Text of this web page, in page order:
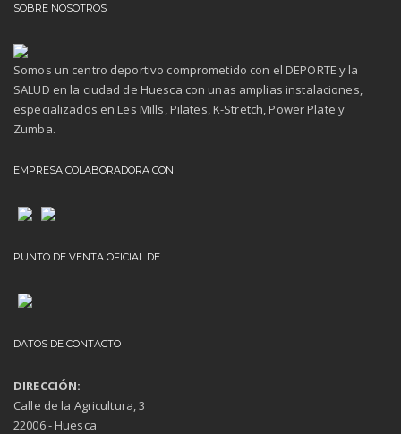
SOBRE NOSOTROS
Somos un centro deportivo comprometido con el DEPORTE y la
SALUD en la ciudad de Huesca con unas amplias instalaciones,
especializados en Les Mills, Pilates, K-Stretch, Power Plate y
Zumba.
EMPRESA COLABORADORA CON
PUNTO DE VENTA OFICIAL DE
DATOS DE CONTACTO
DIRECCIÓN:
Calle de la Agricultura, 3
22006 - Huesca